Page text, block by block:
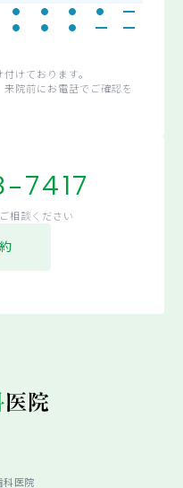
けております。
院前にお電話でご確認を
7417
相談ください
科医院